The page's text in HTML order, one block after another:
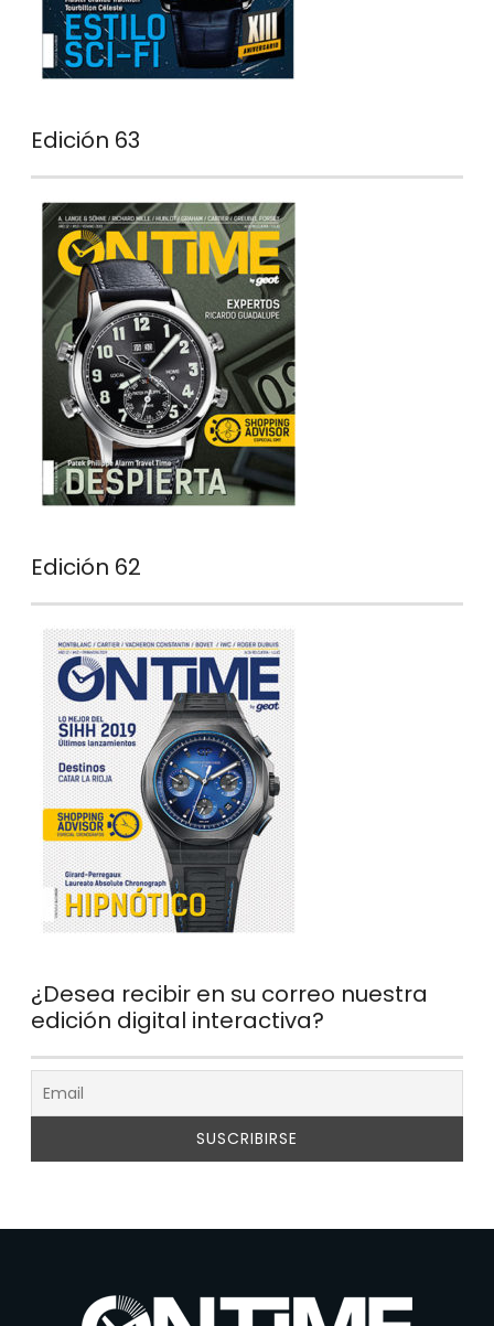
Edición 63
Edición 62
¿Desea recibir en su correo nuestra
edición digital interactiva?